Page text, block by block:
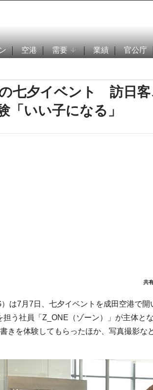
空港 需要 業績 官公庁
七夕イベント 訪日客
「いい子になる」
共
は7月7日、七夕イベントを成田空港で開
う社員「Z_ONE（ゾーン）」が主体と
きを体験してもらったほか、写真撮影な